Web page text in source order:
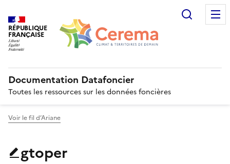
RÉPUBLIQUE
FRANÇAISE
Documentation Datafoncier
Toutes les ressources sur les données foncières
Voir le fil d’Ariane
gtoper